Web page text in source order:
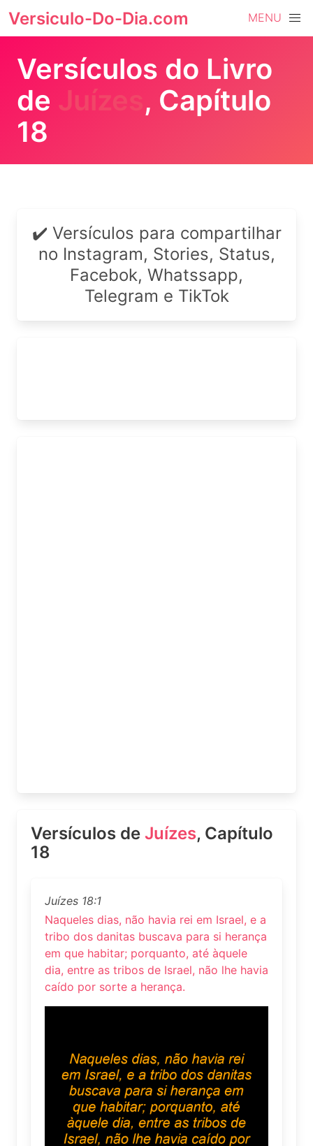
Versiculo-Do-Dia.com MENU
Versículos do Livro
de Juízes, Capítulo
18
✔️ Versículos para compartilhar
no Instagram, Stories, Status,
Facebok, Whatssapp,
Telegram e TikTok
Versículos de Juízes, Capítulo
18
Juízes 18:1
Naqueles dias, não havia rei em Israel, e a
tribo dos danitas buscava para si herança
em que habitar; porquanto, até àquele
dia, entre as tribos de Israel, não lhe havia
caído por sorte a herança.